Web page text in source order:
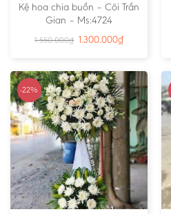
Kệ hoa chia buồn – Cõi Trần
Gian – Ms:4724
1.550.000₫ 1.300.000₫
-22%